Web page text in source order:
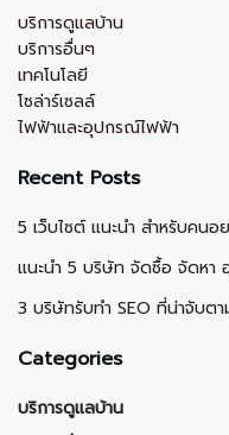
บริการดูแลบ้าน
บริการอื่นๆ
เทคโนโลยี
โซล่าร์เซลล์
ไฟฟ้าและอุปกรณ์ไฟฟ้า
Recent Posts
5 เว็บไซต์ แนะนำ สำหรับคน
แนะนำ 5 บริษัท จัดซื้อ จัดห
3 บริษัทรับทำ SEO ที่น่าจับต
Categories
บริการดูแลบ้าน